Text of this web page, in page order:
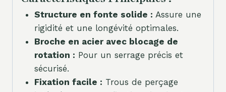
Structure en fonte solide : Assure une
rigidité et une longévité optimales.
Broche en acier avec blocage de
rotation : Pour un serrage précis et
sécurisé.
Fixation facile : Trous de perçage